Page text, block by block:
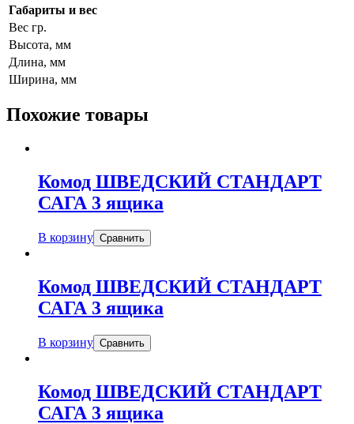
Габариты и вес
Вес гр.
Высота, мм
Длина, мм
Ширина, мм
Похожие товары
Комод ШВЕДСКИЙ СТАНДАРТ
САГА 3 ящика
В корзину Сравнить
Комод ШВЕДСКИЙ СТАНДАРТ
САГА 3 ящика
В корзину Сравнить
Комод ШВЕДСКИЙ СТАНДАРТ
САГА 3 ящика